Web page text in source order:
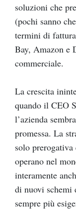
soluzioni che
(pochi sanno
termini di
Bay, Amazon e
commerciale.
La crescita
quando il CEO
l’azienda
promessa. La
solo
operano nel
interamente
di nuovi schemi
sempre più